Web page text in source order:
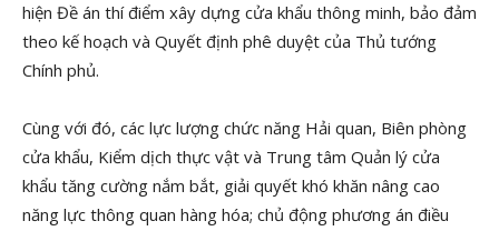
hiện Đề án thí điểm xây dựng cửa khẩu thông minh, bảo đảm
theo kế hoạch và Quyết định phê duyệt của Thủ tướng
Chính phủ.
Cùng với đó, các lực lượng chức năng Hải quan, Biên phòng
cửa khẩu, Kiểm dịch thực vật và Trung tâm Quản lý cửa
khẩu tăng cường nắm bắt, giải quyết khó khăn nâng cao
năng lực thông quan hàng hóa; chủ động phương án điều